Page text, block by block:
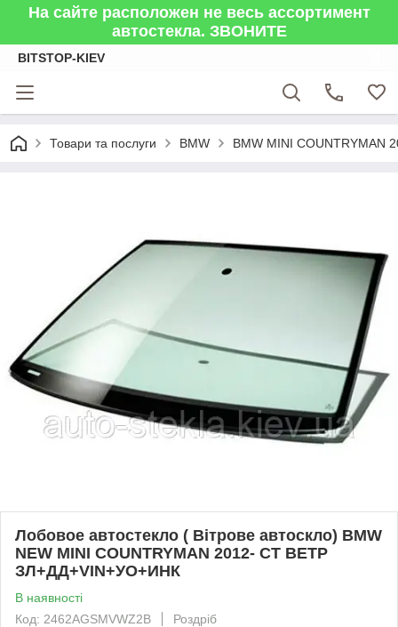
На сайте расположен не весь ассортимент
автостекла. ЗВОНИТЕ
BITSTOP-KIEV
Товари та послуги BMW BMW MINI COUNTRYMAN
Лобовое автостекло ( Вітрове автоскло) BMW
NEW MINI COUNTRYMAN 2012- СТ ВЕТР
ЗЛ+ДД+VIN+УО+ИНК
В наявності
Код: 2462AGSMVWZ2B
Роздріб